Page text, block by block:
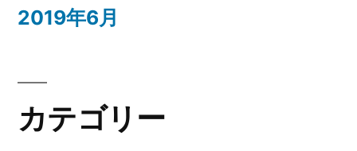
2019年6月
カテゴリー